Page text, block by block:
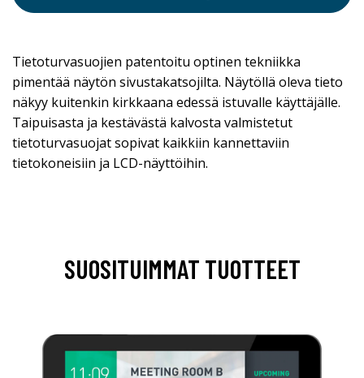
Tietoturvasuojien patentoitu optinen tekniikka
pimentää näytön sivustakatsojilta. Näytöllä oleva tieto
näkyy kuitenkin kirkkaana edessä istuvalle käyttäjälle.
Taipuisasta ja kestävästä kalvosta valmistetut
tietoturvasuojat sopivat kaikkiin kannettaviin
tietokoneisiin ja LCD-näyttöihin.
SUOSITUIMMAT TUOTTEET